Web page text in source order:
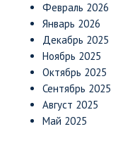
Февраль 2026
Январь 2026
Декабрь 2025
Ноябрь 2025
Октябрь 2025
Сентябрь 2025
Август 2025
Май 2025